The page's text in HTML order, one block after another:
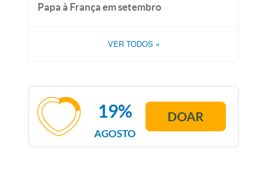
Papa à França em setembro
VER TODOS »
AGOSTO
19% DOAR